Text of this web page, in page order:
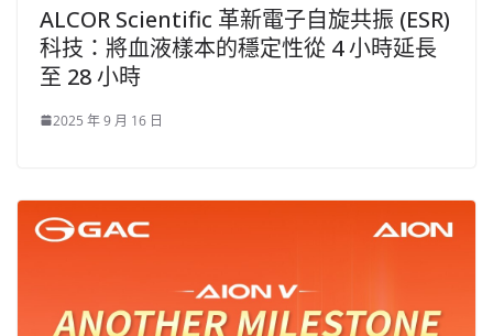
ALCOR Scientific 革新電子自旋共振 (ESR)
科技：將血液樣本的穩定性從 4 小時延長
至 28 小時
2025 年 9 月 16 日